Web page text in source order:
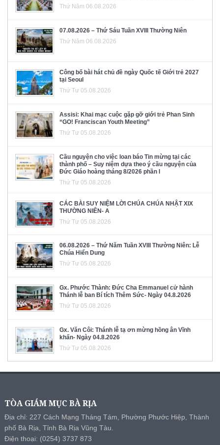
Thứ Năm 06.08.2026
07.08.2026 – Thứ Sáu Tuần XVIII Thường Niên
Thứ Năm 06.08.2026
Công bố bài hát chủ đề ngày Quốc tế Giới trẻ 2027
tại Seoul
Thứ Tư 05.08.2026
Assisi: Khai mạc cuộc gặp gỡ giới trẻ Phan Sinh
“GO! Franciscan Youth Meeting”
Thứ Tư 05.08.2026
Cầu nguyện cho việc loan báo Tin mừng tại các
thành phố – Suy niệm dựa theo ý cầu nguyện của
Đức Giáo hoàng tháng 8/2026 phần I
Thứ Tư 05.08.2026
CÁC BÀI SUY NIỆM LỜI CHÚA CHÚA NHẬT XIX
THƯỜNG NIÊN- A
Thứ Tư 05.08.2026
06.08.2026 – Thứ Năm Tuần XVIII Thường Niên: Lễ
Chúa Hiển Dung
Thứ Tư 05.08.2026
Gx. Phước Thành: Đức Cha Emmanuel cử hành
Thánh lễ ban Bí tích Thêm Sức- Ngày 04.8.2026
Thứ Tư 05.08.2026
Gx. Văn Côi: Thánh lễ tạ ơn mừng hồng ân Vĩnh
khấn- Ngày 04.8.2026
Thứ Tư 05.08.2026
TÒA GIÁM MỤC BÀ RỊA
Địa chỉ: 227 Cách Mạng Tháng Tám, Phường Phước Hiệp, Thành
phố Bà Rịa, Tỉnh Bà Rịa Vũng Tàu.
Điện thoại: (0254) 3737 873